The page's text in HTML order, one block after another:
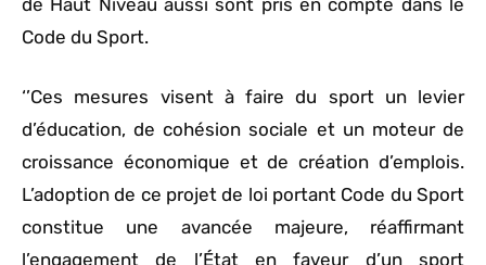
de Haut Niveau aussi sont pris en compte dans le
Code du Sport.
‘’Ces mesures visent à faire du sport un levier
d’éducation, de cohésion sociale et un moteur de
croissance économique et de création d’emplois.
L’adoption de ce projet de loi portant Code du Sport
constitue une avancée majeure, réaffirmant
l’engagement de l’État en faveur d’un sport